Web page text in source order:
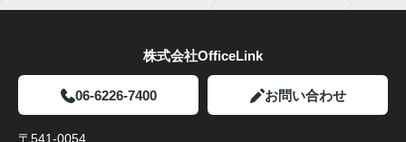
株式会社OfficeLink
06-6226-7400 お問い合わせ
〒541-0054